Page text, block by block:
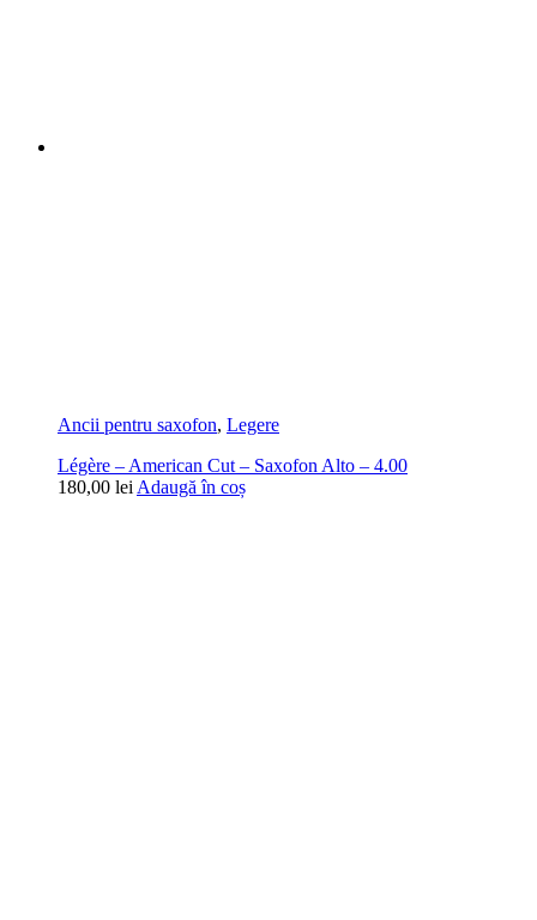
Ancii pentru saxofon, Legere
Légère – American Cut – Saxofon Alto – 4.00
180,00 lei Adaugă în coș